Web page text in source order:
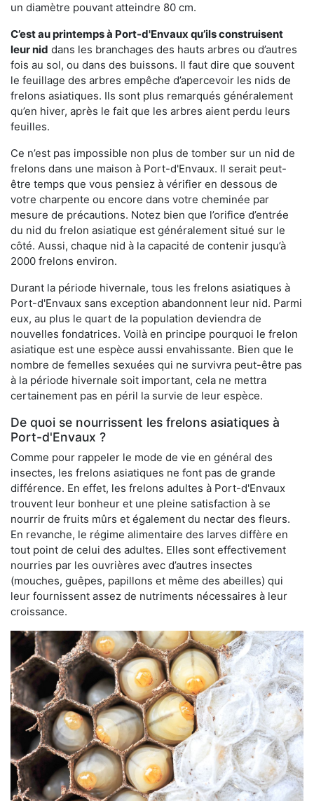
un diamètre pouvant atteindre 80 cm.
C’est au printemps à Port-d'Envaux qu’ils construisent
leur nid dans les branchages des hauts arbres ou d’autres
fois au sol, ou dans des buissons. Il faut dire que souvent
le feuillage des arbres empêche d’apercevoir les nids de
frelons asiatiques. Ils sont plus remarqués généralement
qu’en hiver, après le fait que les arbres aient perdu leurs
feuilles.
Ce n’est pas impossible non plus de tomber sur un nid de
frelons dans une maison à Port-d'Envaux. Il serait peut-
être temps que vous pensiez à vérifier en dessous de
votre charpente ou encore dans votre cheminée par
mesure de précautions. Notez bien que l’orifice d’entrée
du nid du frelon asiatique est généralement situé sur le
côté. Aussi, chaque nid à la capacité de contenir jusqu’à
2000 frelons environ.
Durant la période hivernale, tous les frelons asiatiques à
Port-d'Envaux sans exception abandonnent leur nid. Parmi
eux, au plus le quart de la population deviendra de
nouvelles fondatrices. Voilà en principe pourquoi le frelon
asiatique est une espèce aussi envahissante. Bien que le
nombre de femelles sexuées qui ne survivra peut-être pas
à la période hivernale soit important, cela ne mettra
certainement pas en péril la survie de leur espèce.
De quoi se nourrissent les frelons asiatiques à
Port-d'Envaux ?
Comme pour rappeler le mode de vie en général des
insectes, les frelons asiatiques ne font pas de grande
différence. En effet, les frelons adultes à Port-d'Envaux
trouvent leur bonheur et une pleine satisfaction à se
nourrir de fruits mûrs et également du nectar des fleurs.
En revanche, le régime alimentaire des larves diffère en
tout point de celui des adultes. Elles sont effectivement
nourries par les ouvrières avec d’autres insectes
(mouches, guêpes, papillons et même des abeilles) qui
leur fournissent assez de nutriments nécessaires à leur
croissance.